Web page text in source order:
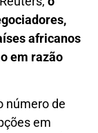
africanos
em razão
número de
em